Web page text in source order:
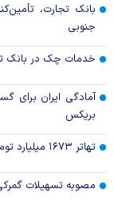
جنوبی
خدمات چک در بانک
آمادگی ایران برای
بریکس
تهاتر ۱۶۷۳ میلیارد تومان از اموال شرکت‌های تراستی
مصوبه تسهیلات